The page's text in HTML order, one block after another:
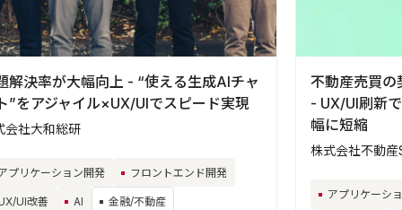
解決率が大幅向上 - “使える生成AIチャ
”をアジャイル×UX/UIでスピード実現
会社大和総研
プリケーション開発 フロントエンド開発
UI改善 AI 金融/不動産
不動産売買の
- UX/UI刷新
幅に短縮
株式会社不動
アプリケーシ